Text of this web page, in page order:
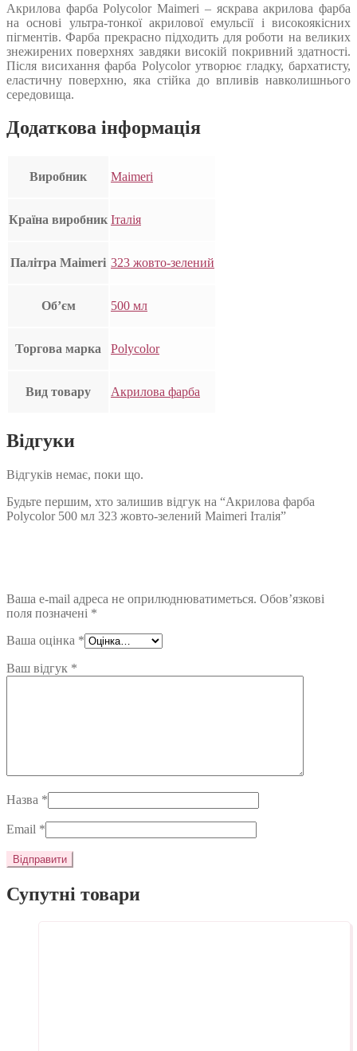
Акрилова фарба Polycolor Maimeri – яскрава акрилова фарба
на основі ультра-тонкої акрилової емульсії і високоякісних
пігментів. Фарба прекрасно підходить для роботи на великих
знежирених поверхнях завдяки високій покривний здатності.
Після висихання фарба Polycolor утворює гладку, бархатисту,
еластичну поверхню, яка стійка до впливів навколишнього
середовища.
Додаткова інформація
Виробник Maimeri
Країна виробник Італія
Палітра Maimeri 323 жовто-зелений
Об’єм 500 мл
Торгова марка Polycolor
Вид товару Акрилова фарба
Відгуки
Відгуків немає, поки що.
Будьте першим, хто залишив відгук на “Акрилова фарба
Polycolor 500 мл 323 жовто-зелений Maimeri Італія”
Ваша e-mail адреса не оприлюднюватиметься. Обов’язкові
поля позначені *
Ваша оцінка *
Ваш відгук *
Назва *
Email *
Супутні товари